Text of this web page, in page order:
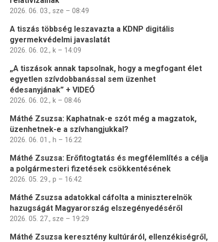
2026. 06. 03., sze – 08:49
A tiszás többség leszavazta a KDNP digitális
gyermekvédelmi javaslatát
2026. 06. 02., k – 14:09
„A tiszások annak tapsolnak, hogy a megfogant élet
egyetlen szívdobbanással sem üzenhet
édesanyjának” + VIDEÓ
2026. 06. 02., k – 08:46
Máthé Zsuzsa: Kaphatnak-e szót még a magzatok,
üzenhetnek-e a szívhangjukkal?
2026. 06. 01., h – 16:22
Máthé Zsuzsa: Erőfitogtatás és megfélemlítés a célja
a polgármesteri fizetések csökkentésének
2026. 05. 29., p – 16:42
Máthé Zsuzsa adatokkal cáfolta a miniszterelnök
hazugságát Magyarország elszegényedéséről
2026. 05. 27., sze – 19:29
Máthé Zsuzsa keresztény kultúráról, ellenzékiségről,